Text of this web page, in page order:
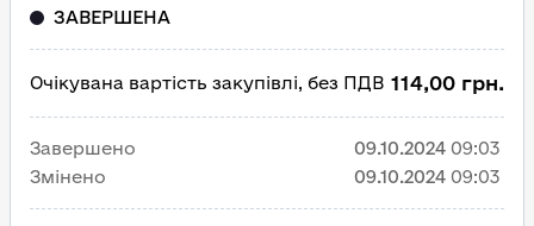
ЗАВЕРШЕНА
Очікувана вартість закупівлі, без ПДВ 114,00 грн.
Завершено 09.10.2024 09:03
Змінено
09.10.2024 09:03